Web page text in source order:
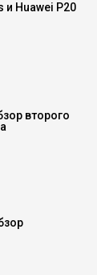
и Huawei P20
второго